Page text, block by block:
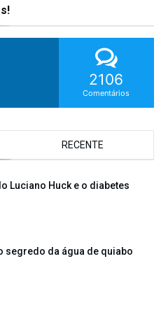
2106
Comentários
RECENTE
Luciano Huck e o diabetes
segredo da água de quiabo